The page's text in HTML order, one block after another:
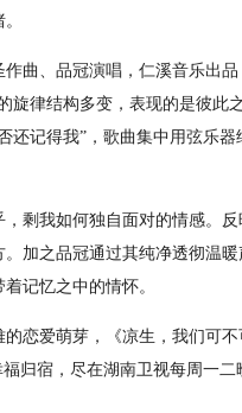
、品冠演唱，仁溪音乐出品
旋律结构多变，表现的是彼此
还记得我”，歌曲集中用弦乐
我如何独自面对的情感。反
加之品冠通过其纯净透彻温
记忆之中的情怀。
爱萌芽，《凉生，我们可不
归宿，尽在湖南卫视每周一二